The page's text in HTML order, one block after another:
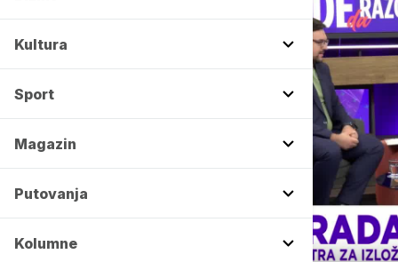
Kultura
Sport
Magazin
Putovanja
Kolumne